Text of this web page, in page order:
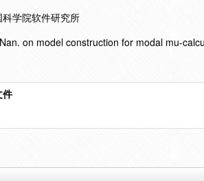
科学院软件研究所
on model construction for modal mu-
件